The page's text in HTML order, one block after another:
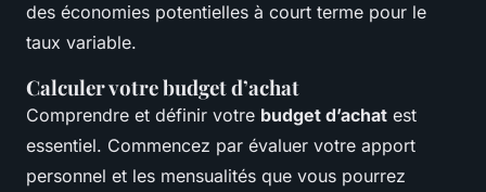
des économies potentielles à court terme pour le
taux variable.
Calculer votre budget d’achat
Comprendre et définir votre budget d’achat est
essentiel. Commencez par évaluer votre apport
personnel et les mensualités que vous pourrez